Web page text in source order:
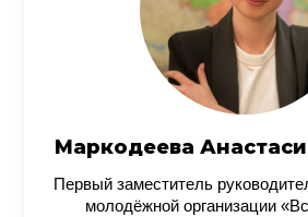
Маркодеева
Первый заместитель
молодёжной организации